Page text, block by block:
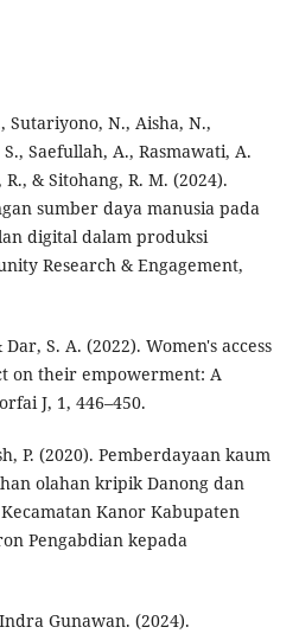
Sutariyono, N., Aisha, N.,
Saefullah, A., Rasmawati, A.
& Sitohang, R. M. (2024).
sumber daya manusia pada
digital dalam produksi
Research & Engagement,
S. A. (2022). Women's access
on their empowerment: A
J, 1, 446–450.
P. (2020). Pemberdayaan kaum
olahan kripik Danong dan
Kanor Kabupaten
Pengabdian kepada
Gunawan. (2024).